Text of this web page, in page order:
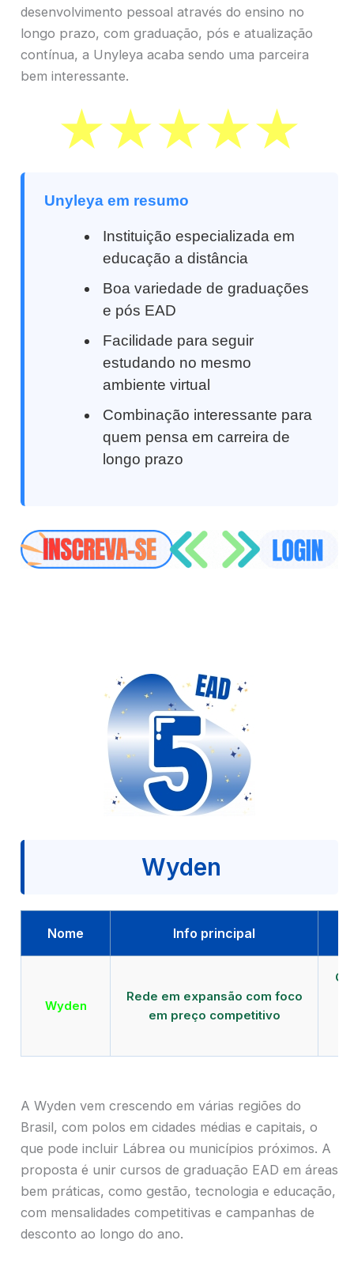
desenvolvimento pessoal através do ensino no
longo prazo, com graduação, pós e atualização
contínua, a Unyleya acaba sendo uma parceira
bem interessante.
Unyleya em resumo
Instituição especializada em
educação a distância
Boa variedade de graduações
e pós EAD
Facilidade para seguir
estudando no mesmo
ambiente virtual
Combinação interessante para
quem pensa em carreira de
longo prazo
Wyden
Nome Info principal
Wyden
Rede em expansão com foco
em preço competitivo
A Wyden vem crescendo em várias regiões do
Brasil, com polos em cidades médias e capitais, o
que pode incluir Lábrea ou municípios próximos. A
proposta é unir cursos de graduação EAD em áreas
bem práticas, como gestão, tecnologia e educação,
com mensalidades competitivas e campanhas de
desconto ao longo do ano.